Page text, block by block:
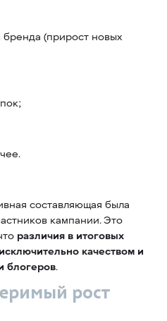
(прирост новых
составляющая была
кампании. Это
различия в итоговых
качеством и
блогеров.
рост